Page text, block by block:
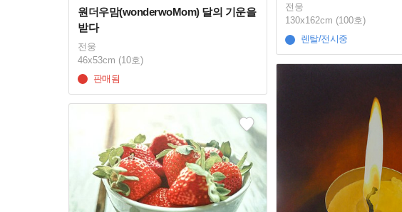
전웅
130x162cm (100호)
렌탈/전시중
원더우맘(wonderwoMom) 달의 기운을
받다
전웅
46x53cm (10호)
판매됨